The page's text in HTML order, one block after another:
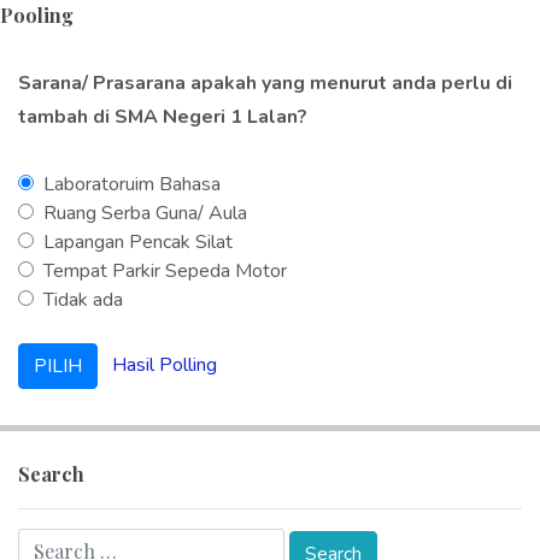
Pooling
Sarana/ Prasarana apakah yang menurut anda perlu di
tambah di SMA Negeri 1 Lalan?
Laboratoruim Bahasa
Ruang Serba Guna/ Aula
Lapangan Pencak Silat
Tempat Parkir Sepeda Motor
Tidak ada
Hasil Polling
Search